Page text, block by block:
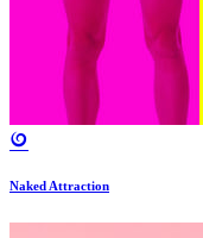
Naked Attraction